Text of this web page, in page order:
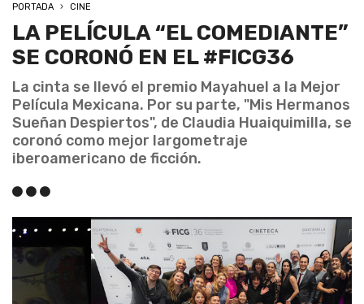
PORTADA CINE
LA PELÍCULA “EL COMEDIANTE”
SE CORONÓ EN EL #FICG36
La cinta se llevó el premio Mayahuel a la Mejor
Película Mexicana. Por su parte, "Mis Hermanos
Sueñan Despiertos", de Claudia Huaiquimilla, se
coronó como mejor largometraje
iberoamericano de ficción.